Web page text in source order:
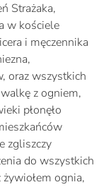
Strażaka,
w kościele
i męczennika
oraz wszystkich
z ogniem,
płonęło
zgliszczy
do wszystkich
ognia,